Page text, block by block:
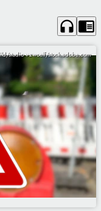
headphones chrome_reader_mode
studio v-zwoelf/stock.adobe.com